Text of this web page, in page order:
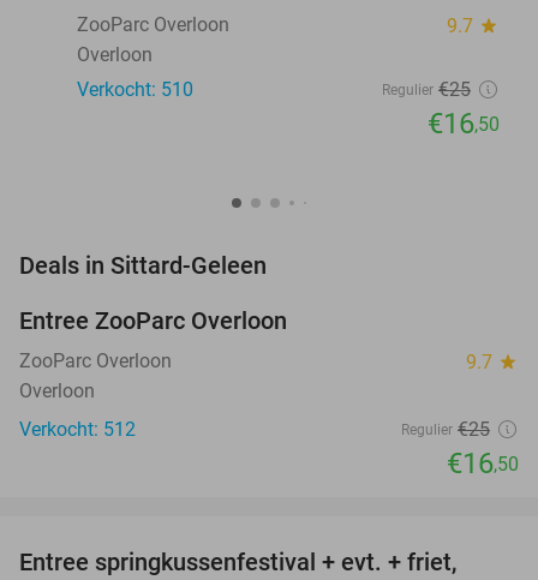
ZooParc Overloon
9.7 star
Overloon
Verkocht: 510
Regulier €25
€16,50
Deals in Sittard-Geleen
TODAY
Entree ZooParc Overloon
ZooParc Overloon 9.7 star
Overloon
Verkocht: 512
Regulier €25
€16,50
Entree springkussenfestival + evt. + friet,